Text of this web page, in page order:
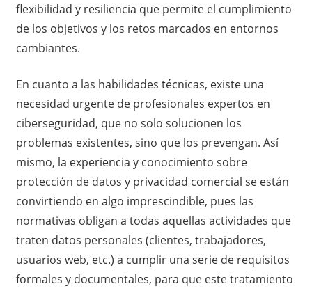
flexibilidad y resiliencia que permite el cumplimiento
de los objetivos y los retos marcados en entornos
cambiantes.
En cuanto a las habilidades técnicas, existe una
necesidad urgente de profesionales expertos en
ciberseguridad, que no solo solucionen los
problemas existentes, sino que los prevengan. Así
mismo, la experiencia y conocimiento sobre
protección de datos y privacidad comercial se están
convirtiendo en algo imprescindible, pues las
normativas obligan a todas aquellas actividades que
traten datos personales (clientes, trabajadores,
usuarios web, etc.) a cumplir una serie de requisitos
formales y documentales, para que este tratamiento